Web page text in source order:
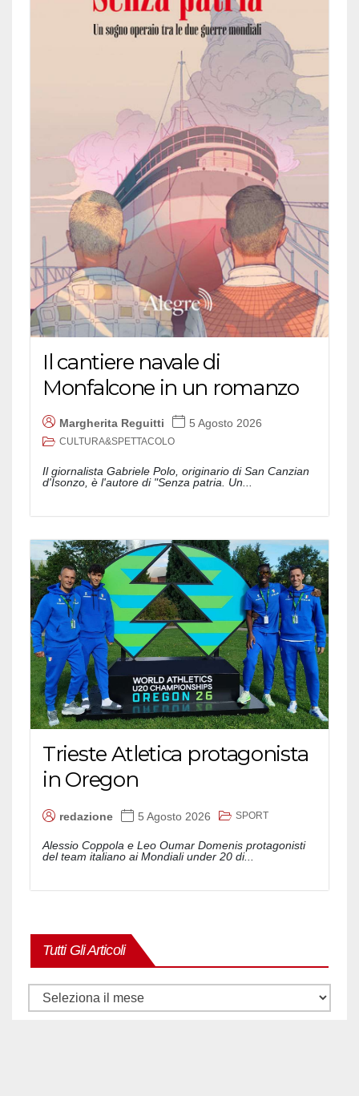
Il cantiere navale di
Monfalcone in un romanzo
Margherita Reguitti 5 Agosto 2026
CULTURA&SPETTACOLO
Il giornalista Gabriele Polo, originario di San Canzian
d'Isonzo, è l'autore di "Senza patria. Un...
Trieste Atletica protagonista
in Oregon
redazione 5 Agosto 2026 SPORT
Alessio Coppola e Leo Oumar Domenis protagonisti
del team italiano ai Mondiali under 20 di...
Tutti Gli Articoli
Tutti